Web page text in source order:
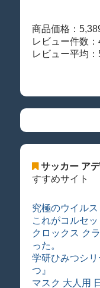
商品価格：
レビュー件数
レビュー平均：
サッカー ア
すすめサイト
究極のウイル
これがコルセ
クロックス ク
った。
学研ひみつシ
つ』
マスク 大人用